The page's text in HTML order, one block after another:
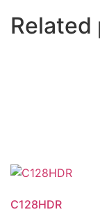
C128HDR